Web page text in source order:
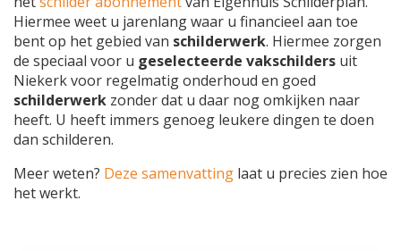
Hiermee weet u jarenlang waar u financieel aan toe
bent op het gebied van schilderwerk. Hiermee zorgen
de speciaal voor u geselecteerde vakschilders uit
Niekerk voor regelmatig onderhoud en goed
schilderwerk zonder dat u daar nog omkijken naar
heeft. U heeft immers genoeg leukere dingen te doen
dan schilderen.
Meer weten? Deze samenvatting laat u precies zien hoe
het werkt.